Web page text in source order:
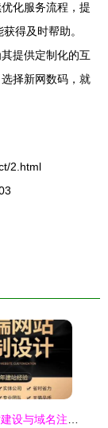
化服务流程，提
得及时帮助。
提供定制化的互
择新网数码，就
2.html
南昌企业网站建设与域名注册服务指南 一站式打造线上品牌